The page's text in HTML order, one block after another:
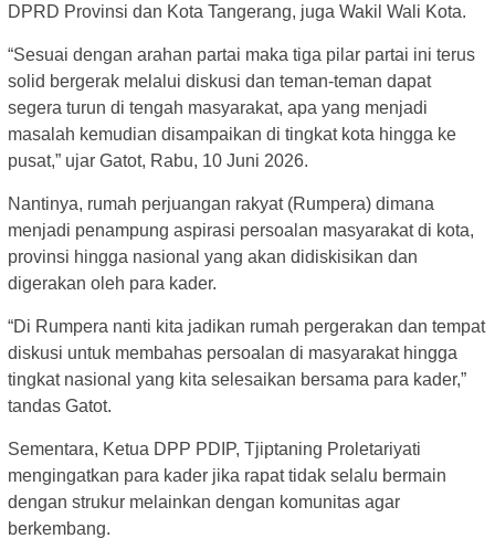
DPRD Provinsi dan Kota Tangerang, juga Wakil Wali Kota.
“Sesuai dengan arahan partai maka tiga pilar partai ini terus
solid bergerak melalui diskusi dan teman-teman dapat
segera turun di tengah masyarakat, apa yang menjadi
masalah kemudian disampaikan di tingkat kota hingga ke
pusat,” ujar Gatot, Rabu, 10 Juni 2026.
Nantinya, rumah perjuangan rakyat (Rumpera) dimana
menjadi penampung aspirasi persoalan masyarakat di kota,
provinsi hingga nasional yang akan didiskisikan dan
digerakan oleh para kader.
“Di Rumpera nanti kita jadikan rumah pergerakan dan tempat
diskusi untuk membahas persoalan di masyarakat hingga
tingkat nasional yang kita selesaikan bersama para kader,”
tandas Gatot.
Sementara, Ketua DPP PDIP, Tjiptaning Proletariyati
mengingatkan para kader jika rapat tidak selalu bermain
dengan strukur melainkan dengan komunitas agar
berkembang.